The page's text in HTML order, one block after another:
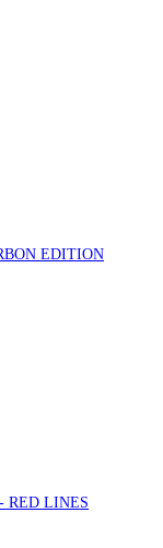
EDITION
RED LINES